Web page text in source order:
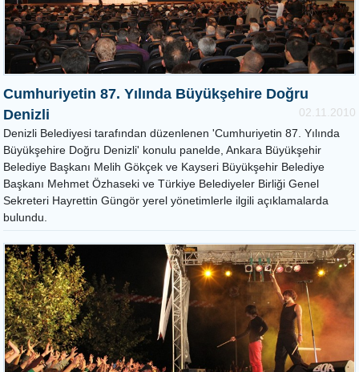
Cumhuriyetin 87. Yılında Büyükşehire Doğru
Denizli
02.11.2010
Denizli Belediyesi tarafından düzenlenen 'Cumhuriyetin 87. Yılında
Büyükşehire Doğru Denizli' konulu panelde, Ankara Büyükşehir
Belediye Başkanı Melih Gökçek ve Kayseri Büyükşehir Belediye
Başkanı Mehmet Özhaseki ve Türkiye Belediyeler Birliği Genel
Sekreteri Hayrettin Güngör yerel yönetimlerle ilgili açıklamalarda
bulundu.